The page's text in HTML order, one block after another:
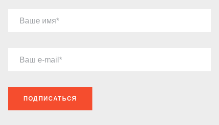
Ваше имя
Ваш e-mail
ПОДПИСАТЬСЯ